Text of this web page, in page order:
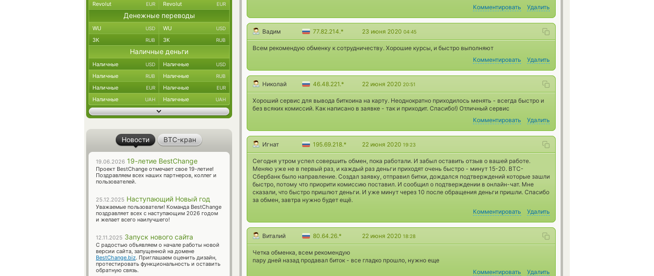
Комментировать
Удалить
Вадим 77.82.214.* 23 июня 2020 04:45
Всем рекомендую обменку к сотрудничеству. Хорошие курсы, и быстро выполняют
Комментировать
Удалить
Николай 46.48.221.* 22 июня 2020 20:51
Хороший сервис для вывода биткоина на карту. Неоднократно приходилось менять - всегда быстро и
без всяких комиссий. Как написано в заявке - так и приходит. Спасибо!) Отличный сервис
Комментировать
Удалить
Игнат 195.69.218.* 22 июня 2020 19:23
Сегодня утром успел совершить обмен, пока работали. И забыл оставить отзыв о вашей работе.
Меняю уже не в первый раз, и каждый раз деньги приходят очень быстро - минут 15-20. BTC-
Сбербанк было направление. Создал заявку, отправил битки, дождался подтверждений которые зашли
быстро, потому что приорити комиссию поставил. И сообщил о подтверждении в онлайн-чат. Мне
сказали, что быстро пришлют деньги. И уже минут через 10 после обращения деньги пришли. Спасибо
за обмен, завтра нужно будет ещё.
Комментировать
Удалить
Виталий 80.64.26.* 22 июня 2020 18:28
Четка обменка, всем рекомендую
пару дней назад продавал биток - все гладко прошло, нужно еще
Комментировать
Удалить
Revolut EUR Revolut EUR
Денежные переводы
WU USD WU USD
ЗК RUB ЗК RUB
Наличные деньги
Наличные USD Наличные USD
Наличные RUB Наличные RUB
Наличные EUR Наличные EUR
Наличные UAH Наличные UAH
Новости BTC-кран
19.06.2026 19-летие BestChange
Проект BestChange отмечает свое 19-летие!
Поздравляем всех наших партнеров, коллег и
пользователей.
25.12.2025 Наступающий Новый год
Уважаемые пользователи! Команда BestChange
поздравляет всех с наступающим 2026 годом
и желает всего наилучшего!
12.11.2025 Запуск нового сайта
С радостью объявляем о начале работы новой
версии сайта, запущенной на домене
BestChange.biz. Приглашаем оценить дизайн,
протестировать функциональность и оставить
обратную связь.